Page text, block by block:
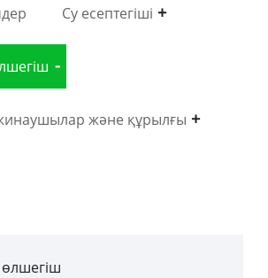
Су есептегіші
және құрылғы